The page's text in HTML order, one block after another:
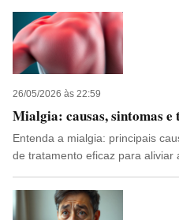
26/05/2026 às 22:59
Mialgia: causas, sintomas
Entenda a mialgia: principais
de tratamento eficaz para aliviar